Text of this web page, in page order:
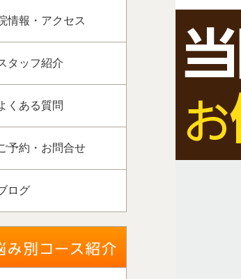
情報・アクセス
タッフ紹介
くある質問
予約・お問合せ
ログ